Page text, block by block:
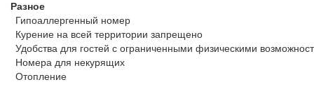
Разное
Гипоаллергенный номер
Курение на всей территории запрещено
Удобства для гостей с ограниченными физическими
Номера для некурящих
Отопление